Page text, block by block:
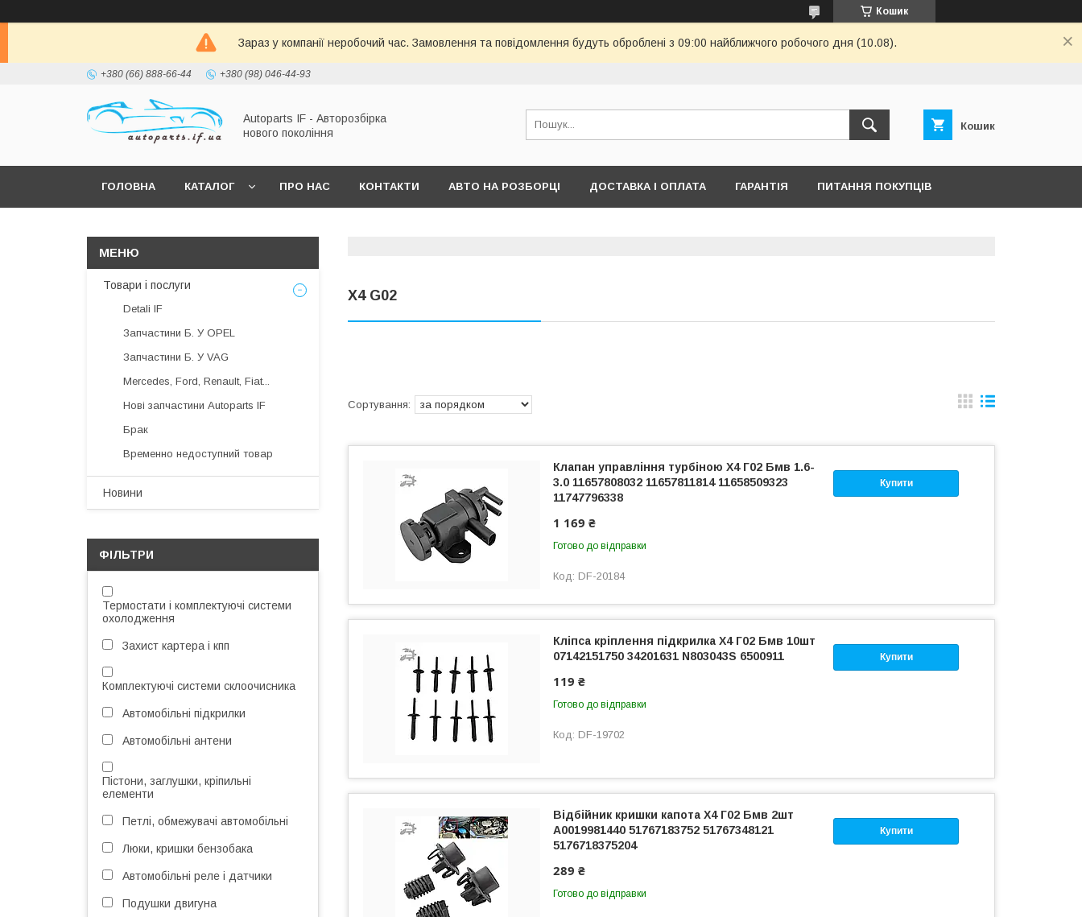
Кошик
Зараз у компанії неробочий час. Замовлення та повідомлення будуть оброблені з 09:00 найближчого робочого дня (10.08).
+380 (66) 888-66-44 +380 (98) 046-44-93
Autoparts IF - Авторозбірка
нового покоління
Кошик
ГОЛОВНА КАТАЛОГ ПРО НАС КОНТАКТИ АВТО НА РОЗБОРЦІ ДОСТАВКА І ОПЛАТА ГАРАНТІЯ ПИТАННЯ ПОКУПЦІВ
X4 G02
Купити
Клапан управління турбіною Х4 Г02 Бмв 1.6-
3.0 11657808032 11657811814 11658509323
11747796338
1 169 ₴
Готово до відправки
DF-20184
Купити
Кліпса кріплення підкрилка Х4 Г02 Бмв 10шт
07142151750 34201631 N803043S 6500911
119 ₴
Готово до відправки
DF-19702
Купити
Відбійник кришки капота Х4 Г02 Бмв 2шт
A0019981440 51767183752 51767348121
5176718375204
289 ₴
Готово до відправки
Товари і послуги
Detali IF
Запчастини Б. У OPEL
Запчастини Б. У VAG
Mercedes, Ford, Renault, Fiat...
Нові запчастини Autoparts IF
Брак
Временно недоступний товар
Новини
ФІЛЬТРИ
Термостати і комплектуючі системи
охолодження
Захист картера і кпп
Комплектуючі системи склоочисника
Автомобільні підкрилки
Автомобільні антени
Пістони, заглушки, кріпильні
елементи
Петлі, обмежувачі автомобільні
Люки, кришки бензобака
Автомобільні реле і датчики
Подушки двигуна